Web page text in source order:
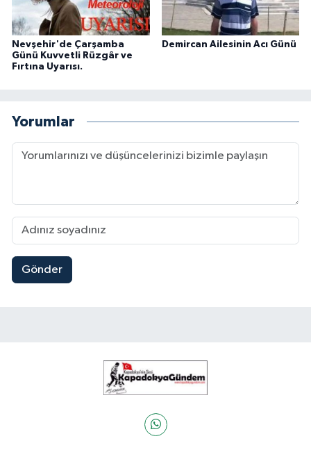
Nevşehir'de Çarşamba
Günü Kuvvetli Rüzgâr ve
Fırtına Uyarısı.
Demircan Ailesinin Acı Günü
Yorumlar
Gönder